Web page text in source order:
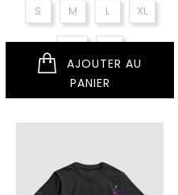
S M L XL
XXL XS
PANIER